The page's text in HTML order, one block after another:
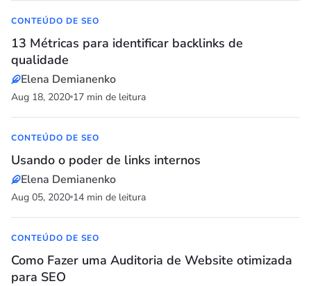
CONTEÚDO DE SEO
13 Métricas para identificar backlinks de
qualidade
Elena Demianenko
Aug 18, 2020 17 min de leitura
CONTEÚDO DE SEO
Usando o poder de links internos
Elena Demianenko
Aug 05, 2020 14 min de leitura
CONTEÚDO DE SEO
Como Fazer uma Auditoria de Website otimizada
para SEO